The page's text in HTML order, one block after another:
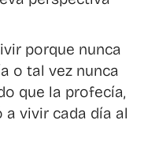
porque nunca
o tal vez nunca
que la profecía,
vivir cada día al